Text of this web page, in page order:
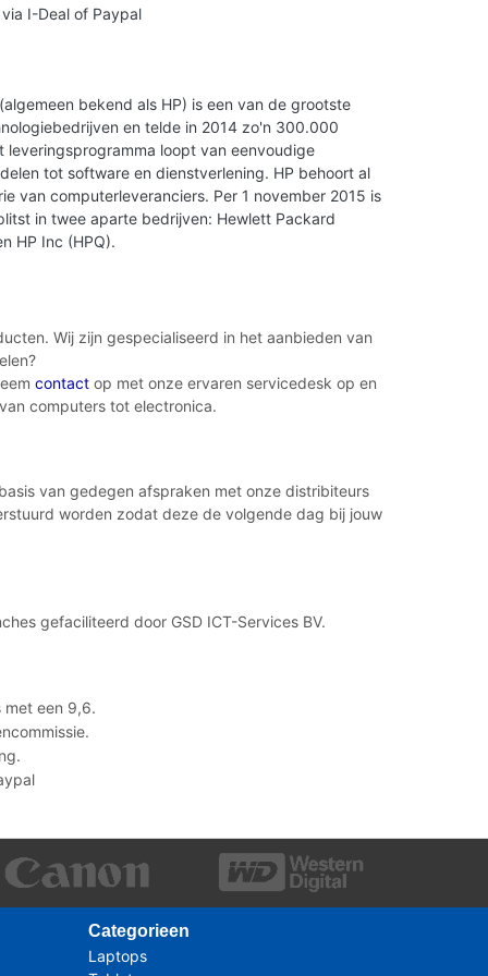
I-Deal of Paypal
bekend als HP) is een van de grootste
en telde in 2014 zo'n 300.000
leveringsprogramma loopt van eenvoudige
tot software en dienstverlening. HP behoort al
van computerleveranciers. Per 1 november 2015 is
in twee aparte bedrijven: Hewlett Packard
HP Inc (HPQ).
Wij zijn gespecialiseerd in het aanbieden van
contact op met onze ervaren servicedesk op en
computers tot electronica.
van gedegen afspraken met onze distribiteurs
worden zodat deze de volgende dag bij jouw
gefaciliteerd door GSD ICT-Services BV.
met een 9,6.
Categorieen
Laptops